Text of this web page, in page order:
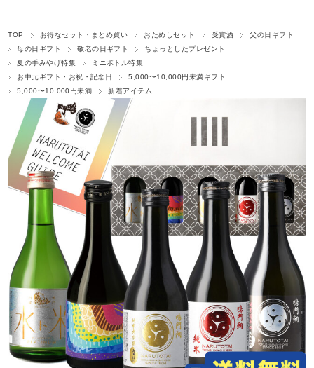
TOP お得なセット・まとめ買い おためしセット 受賞酒
父の日ギフト
母の日ギフト
敬老の日ギフト
ちょっとしたプレゼント
夏の手みやげ特集
ミニボトル特集
お中元ギフト・お祝・記念日
5,000〜10,000円未満ギフト
5,000〜10,000円未満
新着アイテム